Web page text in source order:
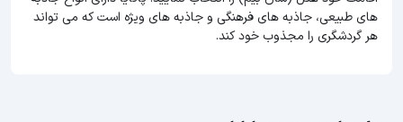
های طبیعی، جاذبه های فرهنگی و جاذبه های ویژه است که می تواند
هر گردشگری را مجذوب خود کند.